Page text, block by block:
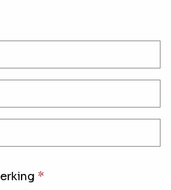
*